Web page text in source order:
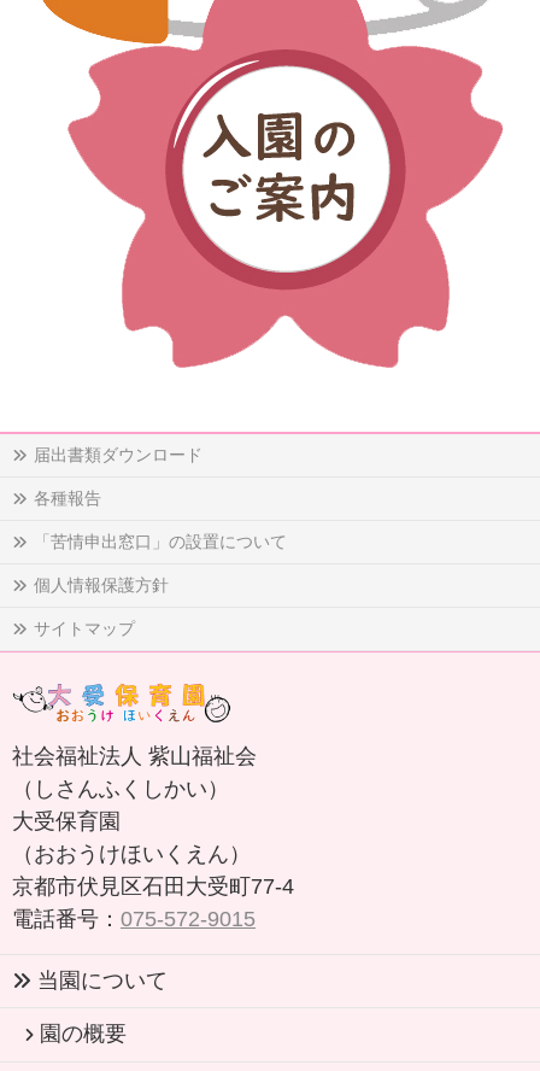
届出書類ダウンロード
各種報告
「苦情申出窓口」の設置について
個人情報保護方針
サイトマップ
社会福祉法人 紫山福祉会
（しさんふくしかい）
大受保育園
（おおうけほいくえん）
京都市伏見区石田大受町77-4
電話番号： 075-572-9015
当園について
園の概要